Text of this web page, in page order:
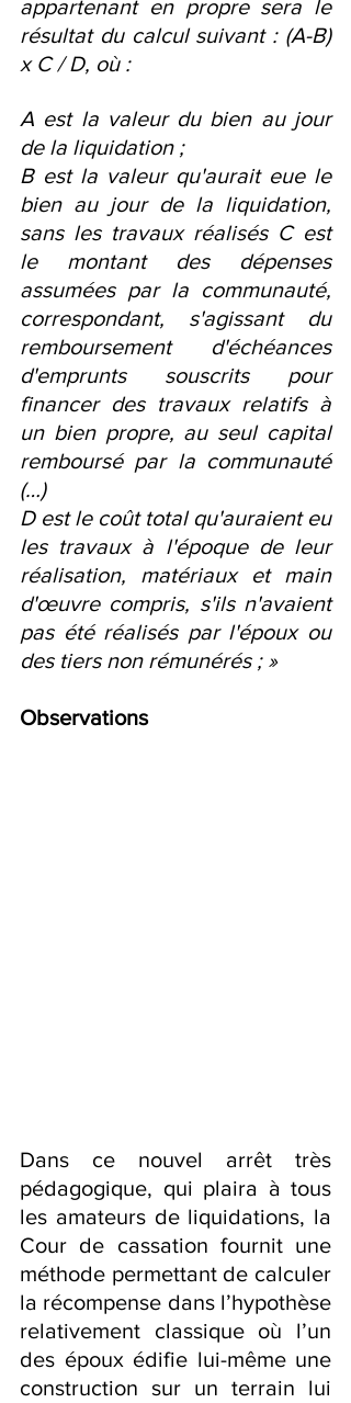
appartenant en propre sera le
résultat du calcul suivant : (A-B)
x C / D, où :
A est la valeur du bien au jour
de la liquidation ;
B est la valeur qu'aurait eue le
bien au jour de la liquidation,
sans les travaux réalisés C est
le montant des dépenses
assumées par la communauté,
correspondant, s'agissant du
remboursement d'échéances
d'emprunts souscrits pour
financer des travaux relatifs à
un bien propre, au seul capital
remboursé par la communauté
(…)
D est le coût total qu'auraient eu
les travaux à l'époque de leur
réalisation, matériaux et main
d'œuvre compris, s'ils n'avaient
pas été réalisés par l'époux ou
des tiers non rémunérés ; »
Observations
Dans ce nouvel arrêt très
pédagogique, qui plaira à tous
les amateurs de liquidations, la
Cour de cassation fournit une
méthode permettant de calculer
la récompense dans l’hypothèse
relativement classique où l’un
des époux édifie lui-même une
construction sur un terrain lui